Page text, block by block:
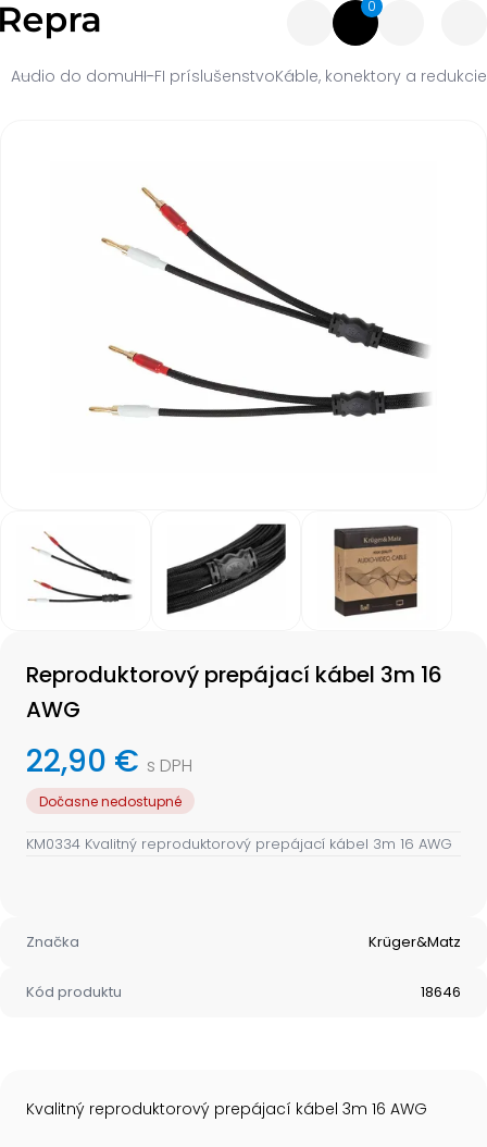
0
Audio do domuHI-FI príslušenstvoKáble, konektory a redukcie
Reproduktorový prepájací kábel 3m 16
AWG
22,90 € s DPH
Dočasne nedostupné
KM0334 Kvalitný reproduktorový prepájací kábel 3m 16 AWG
Značka Krüger&Matz
Kód produktu 18646
Kvalitný reproduktorový prepájací kábel 3m 16 AWG